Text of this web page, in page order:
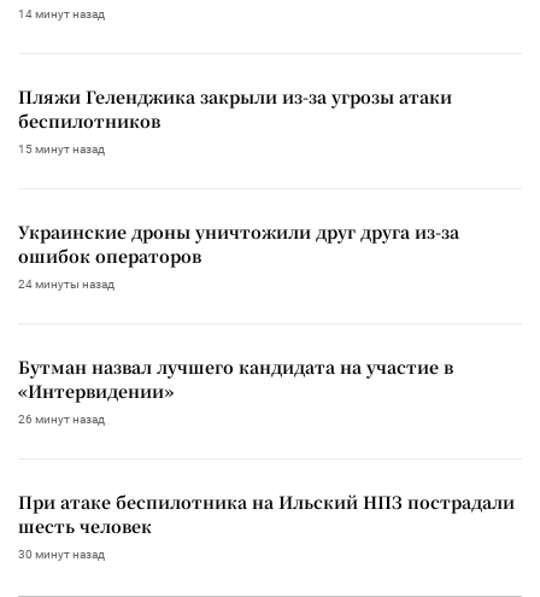
14 минут назад
Пляжи Геленджика закрыли из-за угрозы атаки
беспилотников
15 минут назад
Украинские дроны уничтожили друг друга из-за
ошибок операторов
24 минуты назад
Бутман назвал лучшего кандидата на участие в
«Интервидении»
26 минут назад
При атаке беспилотника на Ильский НПЗ пострадали
шесть человек
30 минут назад